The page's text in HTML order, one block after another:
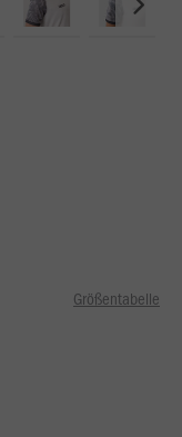
Größentabelle